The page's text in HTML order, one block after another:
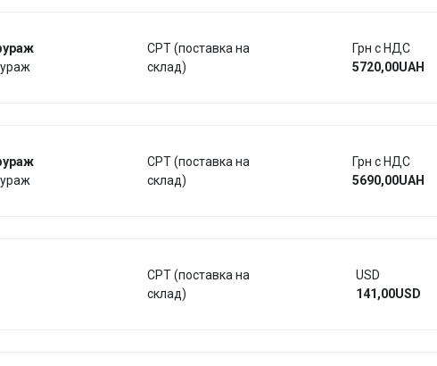
CPT (поставка на
склад)
Грн с НДС
5720,00UAH
CPT (поставка на
склад)
Грн с НДС
5690,00UAH
CPT (поставка на
склад)
USD
141,00USD